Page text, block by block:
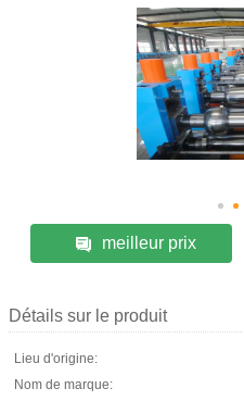
meilleur prix
Détails sur le produit
Lieu d'origine:
Nom de marque: